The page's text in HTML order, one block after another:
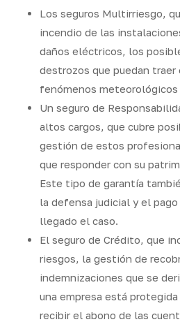
Los seguros Multirriesgo,
incendio de las
daños eléctricos, los
destrozos que puedan traer
fenómenos meteorológicos
Un seguro de
altos cargos, que cubre
gestión de estos
que responder con su
Este tipo de garantía
la defensa judicial y el
llegado el caso.
El seguro de Crédito, que
riesgos, la gestión de
indemnizaciones que se
una empresa está
recibir el abono de las